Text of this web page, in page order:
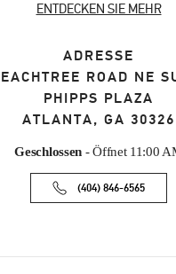
ENTDECKEN SIE MEHR
ADRESSE
ROAD NE
PHIPPS PLAZA
ATLANTA, GA 30326
Geschlossen - Öffnet 11:00
(404) 846-6565